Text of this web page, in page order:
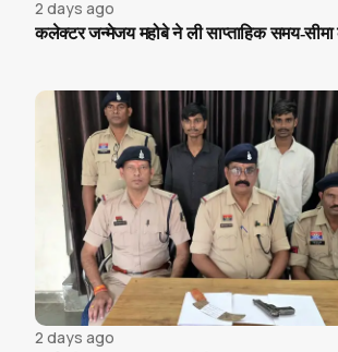
2 days ago
कलेक्टर जन्मेजय महोबे ने ली साप्ताहिक समय-
2 days ago